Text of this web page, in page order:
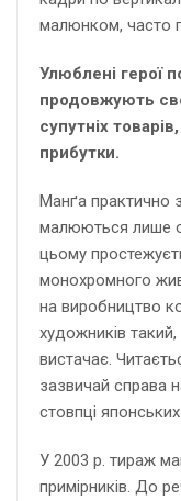
малюнком, часто
Улюблені герої
продовжують
супутніх
прибутки.
Манґа практично
малюються лише
цьому
монохромного
на виробництво
художників
вистачає.
зазвичай справа
стовпці японських
У 2003 р. тираж
примірників. До